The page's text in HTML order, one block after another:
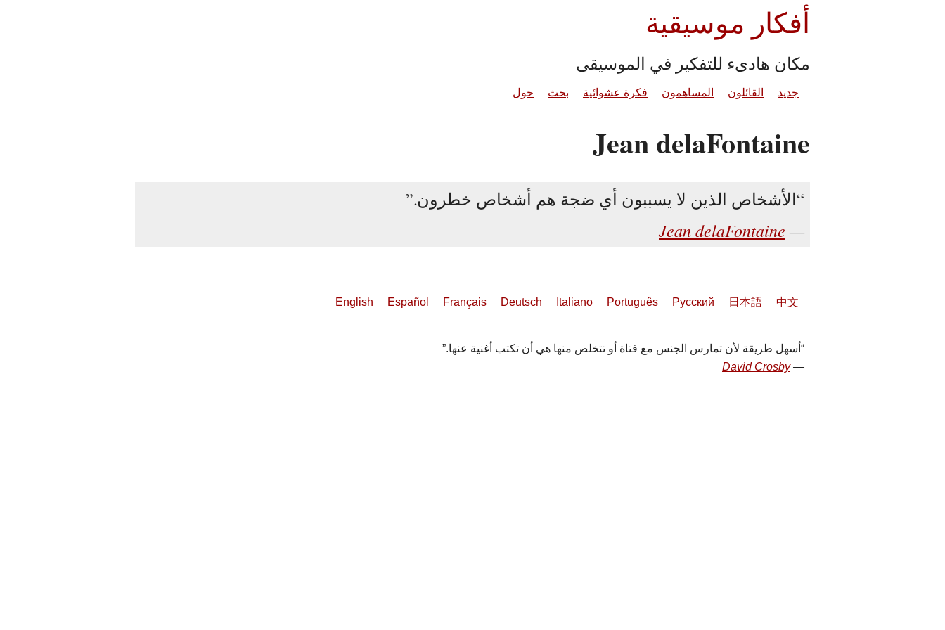
أفكار موسيقية
مكان هادىء للتفكير في الموسيقى
جديد القائلون المساهمون فكرة عشوائية بحث حول
Jean delaFontaine
الأشخاص الذين لا يسببون أي ضجة هم أشخاص خطرون.
Jean delaFontaine
English Español Français Deutsch Italiano Português Русский 日本語 中文
أسهل طريقة لأن تمارس الجنس مع فتاة أو تتخلص منها هي أن تكتب أغنية عنها.
David Crosby